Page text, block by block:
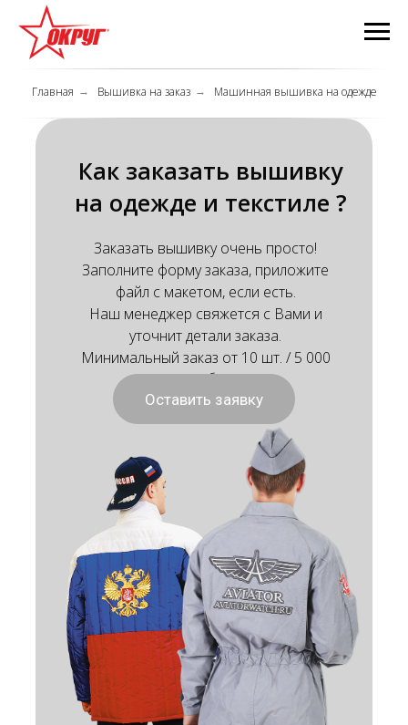
Главная → Вышивка на заказ → Машинная вышивка на одежде
Как заказать вышивку
на одежде и текстиле ?
Заказать вышивку очень просто!
Заполните форму заказа, приложите
файл с макетом, если есть.
Наш менеджер свяжется с Вами и
уточнит детали заказа.
Минимальный заказ от 10 шт. / 5 000
руб.
Оставить заявку